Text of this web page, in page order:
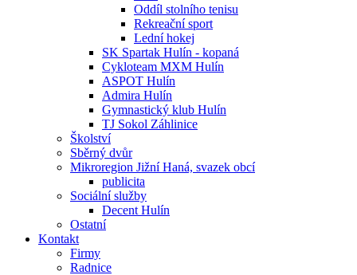
Oddíl stolního tenisu
Rekreační sport
Lední hokej
SK Spartak Hulín - kopaná
Cykloteam MXM Hulín
ASPOT Hulín
Admira Hulín
Gymnastický klub Hulín
TJ Sokol Záhlinice
Školství
Sběrný dvůr
Mikroregion Jižní Haná, svazek obcí
publicita
Sociální služby
Decent Hulín
Ostatní
Kontakt
Firmy
Radnice